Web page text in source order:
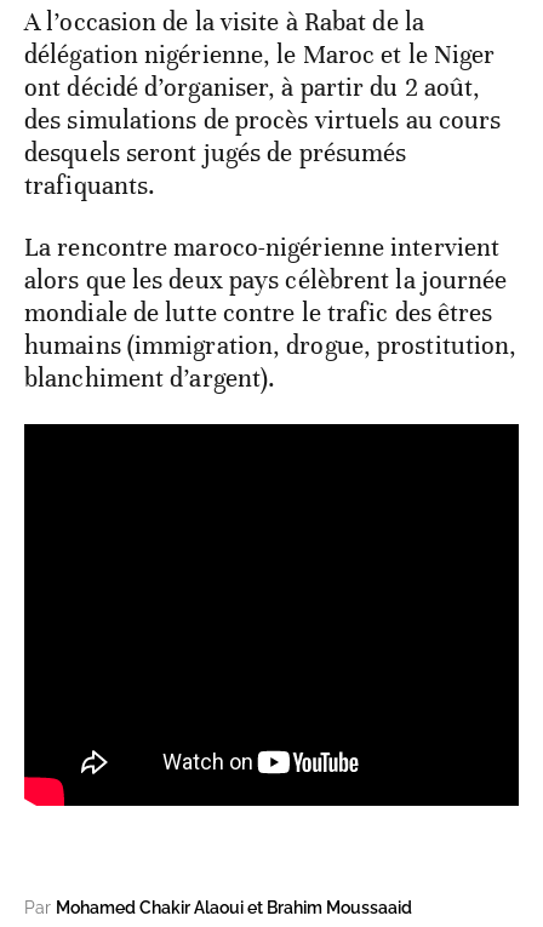
A l’occasion de la visite à Rabat de la
délégation nigérienne, le Maroc et le Niger
ont décidé d’organiser, à partir du 2 août,
des simulations de procès virtuels au cours
desquels seront jugés de présumés
trafiquants.
La rencontre maroco-nigérienne intervient
alors que les deux pays célèbrent la journée
mondiale de lutte contre le trafic des êtres
humains (immigration, drogue, prostitution,
blanchiment d’argent).
Par Mohamed Chakir Alaoui et Brahim Moussaaid